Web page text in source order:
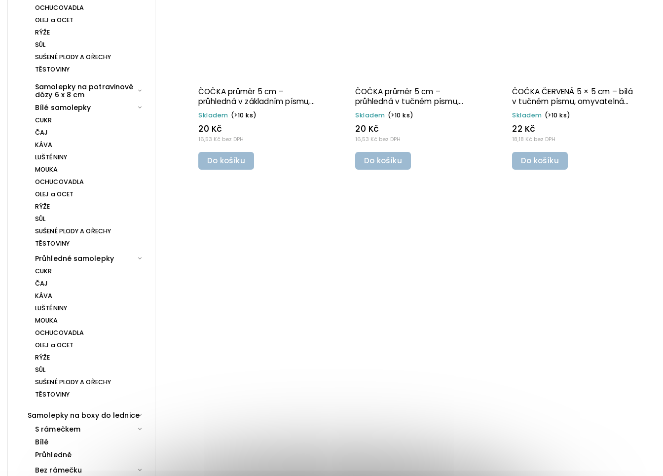
OCHUCOVADLA
OLEJ a OCET
RÝŽE
SŮL
SUŠENÉ PLODY A OŘECHY
TĚSTOVINY
Samolepky na potravinové
dózy 6 x 8 cm
Bílé samolepky
CUKR
ČAJ
KÁVA
LUŠTĚNINY
MOUKA
OCHUCOVADLA
OLEJ a OCET
RÝŽE
SŮL
SUŠENÉ PLODY A OŘECHY
TĚSTOVINY
Průhledné samolepky
CUKR
ČAJ
KÁVA
LUŠTĚNINY
MOUKA
OCHUCOVADLA
OLEJ a OCET
RÝŽE
SŮL
SUŠENÉ PLODY A OŘECHY
TĚSTOVINY
Samolepky na boxy do lednice
S rámečkem
Bílé
Průhledné
Bez rámečku
ČOČKA ČERVENÁ 5 × 5 cm – bílá
v tučném písmu, omyvatelná
samolepka na potravinové
dózy
Do košíku
ČOČKA ČERVENÁ 5 × 5 cm –
průhledná v tučném písmu,
omyvatelná samolepka na
potravinové dózy
Skladem (>10 ks)
18,18 Kč bez DPH
22 Kč
Do košíku
ČOČKA ČERVENÁ 6 × 8 cm – bílá
v základním písmu, omyvatelná
samolepka na potravinové
Skladem (>10 ks)
23,97 Kč bez DPH
29 Kč
Do košíku
ČOČKA ČERVENÁ 6 × 8 cm – bílá
v tučném písmu, omyvatelná
samolepka na potravinové
Skladem (>10 ks)
23,97 Kč bez DPH
29 Kč
Do košíku